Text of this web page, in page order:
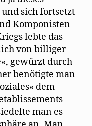
sich fortsetzt
Komponisten
lebte das
von billiger
gewürzt durch
benötigte man
dem
man es